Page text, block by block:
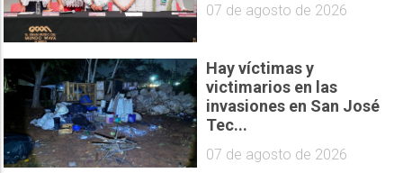
07 de agosto de 2026
Hay víctimas y
victimarios en las
invasiones en San José
Tec...
07 de agosto de 2026